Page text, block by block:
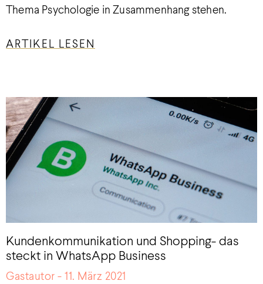
Thema Psychologie in Zusammenhang stehen.
ARTIKEL LESEN
Kundenkommunikation und Shopping- das
steckt in WhatsApp Business
Gastautor 11. März 2021